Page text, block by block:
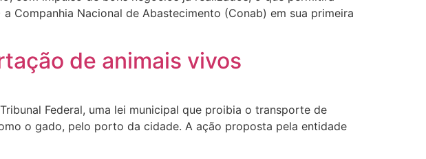
Companhia Nacional de Abastecimento (Conab) em sua primeira
de animais vivos
Federal, uma lei municipal que proibia o transporte de
o gado, pelo porto da cidade. A ação proposta pela entidade